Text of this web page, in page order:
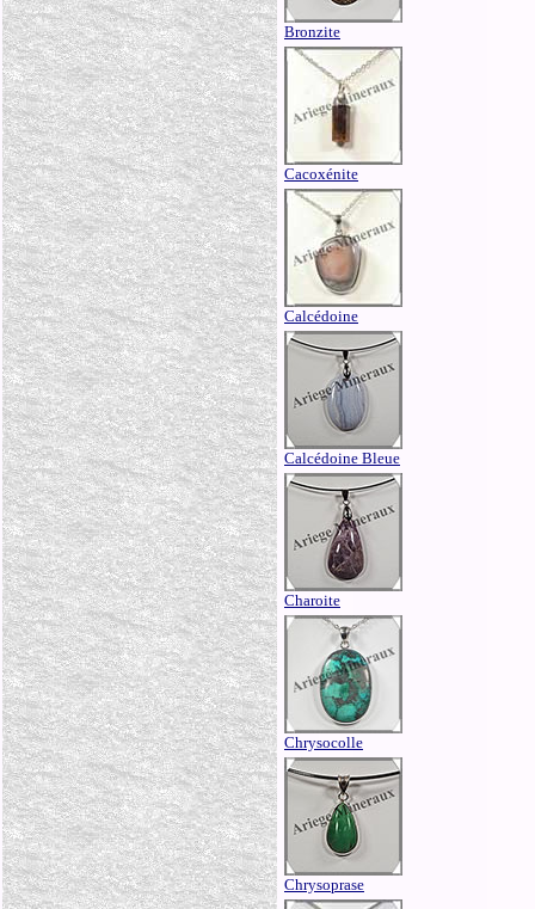
Bronzite
Cacoxénite
Calcédoine
Calcédoine Bleue
Charoite
Chrysocolle
Chrysoprase